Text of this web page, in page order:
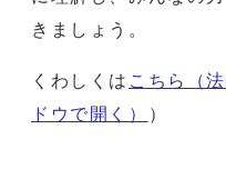
きましょう。
くわしくは こちら（
ドウで開く）
）